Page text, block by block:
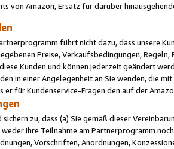
von Amazon, Ersatz für darüber
führt nicht dazu, dass unsere
Preise, Verkaufsbedingungen,
Kunden und können jederzeit geändert
in einer Angelegenheit an Sie wenden, die
er für Kundenservice-Fragen den auf der
sichern zu, dass (a) Sie gemäß dieser
Ihre Teilnahme am Partnerprogramm
Vorschriften, Anordnungen,